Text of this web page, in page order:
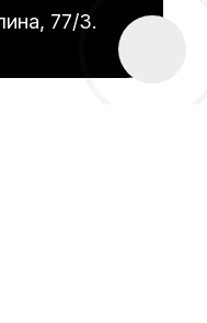
77/3.